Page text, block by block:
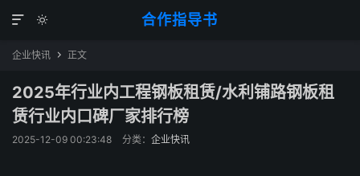
合作指导书


企业快讯  正文
2025年行业内工程钢板租赁/水利铺路钢板租
赁行业内口碑厂家排行榜
2025-12-09 00:23:48 分类： 企业快讯